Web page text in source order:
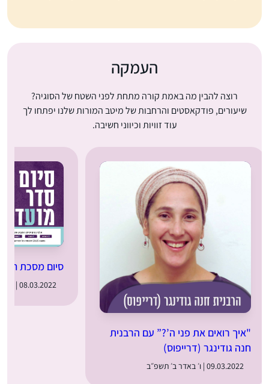
העמקה
רוצה להבין מה באמת קורה מתחת לפני השטח של הסוגיה?
שיעורים, פודקאסטים והרחבות של מיטב המורות שלנו יפתחו לך
עוד זוויות וכיווני חשיבה.
"איך רואים את פני ה’?” עם הרבנית
חנה גודינגר (דרייפוס)
09.03.2022 | ו׳ באדר ב׳ תשפ״ב
סיום מסכת
08.03.2022 | ה׳ באדר ב׳ תשפ״ב